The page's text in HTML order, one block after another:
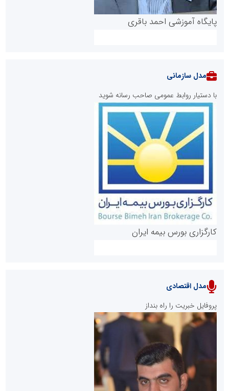
پایگاه آموزشی احمد باقری
روابط عمومی خبرگزاری گزارش خبر
پایگاه خبری نهضت ملی مسکن
مدل سازمانی
با دستیار روابط عمومی صاحب رسانه شوید
کارگزاری بورس بیمه ایران
سازمان بورس و اوراق بهادار
مرجع اخبار موثق در بازارسرمایه
مدل اقتصادی
پروفایل خبریت را راه بنداز